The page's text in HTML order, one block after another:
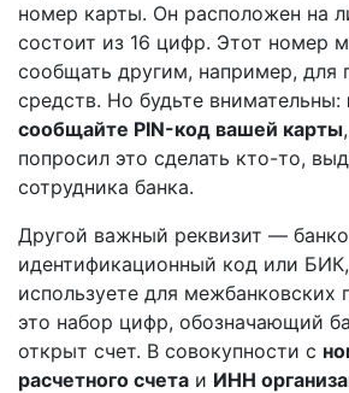
номер карты. Он расположен на
состоит из 16 цифр. Этот номер
сообщать другим, например, для
средств. Но будьте внимательны:
сообщайте PIN-код вашей карты
попросил это сделать кто-то,
сотрудника банка.
Другой важный реквизит —
идентификационный код или
используете для
это набор цифр, обозначающий
открыт счет. В совокупности с
расчетного счета и ИНН